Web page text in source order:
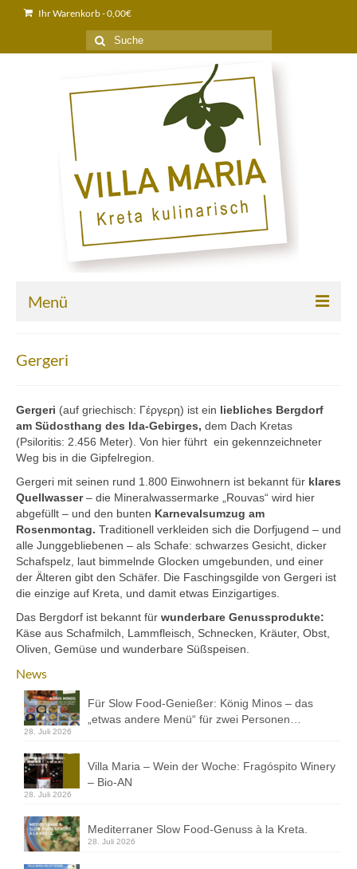
Ihr Warenkorb-0,00€
Suche
nach:
Menü
Partnerfirmen
Kreta
Zakros
Gergeri
Houdetsi
Portfolio
Mittagstisch (DI bis FR, 12.00 bis 14.30 Uhr)
Brunch (DO, FR und SA, 11.00 bis 13.00 Uhr)
Mezedes & Salat
Getränke
News
Shop
Back- & Teigwaren
Gergeri
Gergeri (auf griechisch: Γέργερη) ist ein liebliches Bergdorf
am Südosthang des Ida-Gebirges, dem Dach Kretas
(Psiloritis: 2.456 Meter). Von hier führt ein gekennzeichneter
Weg bis in die Gipfelregion.
Gergeri mit seinen rund 1.800 Einwohnern ist bekannt für klares
Quellwasser– die Mineralwassermarke „Rouvas“ wird hier
abgefüllt – und den bunten Karnevalsumzug am
Rosenmontag. Traditionell verkleiden sich die Dorfjugend – und
alle Junggebliebenen – als Schafe: schwarzes Gesicht, dicker
Schafspelz, laut bimmelnde Glocken umgebunden, und einer
der Älteren gibt den Schäfer. Die Faschingsgilde von Gergeri ist
die einzige auf Kreta, und damit etwas Einzigartiges.
Das Bergdorf ist bekannt für wunderbare Genussprodukte:
Käse aus Schafmilch, Lammfleisch, Schnecken, Kräuter, Obst,
Oliven, Gemüse und wunderbare Süßspeisen.
News
Für Slow Food-Genießer: König Minos – das
„etwas andere Menü“ für zwei Personen…
28. Juli 2026
Villa Maria – Wein der Woche: Fragóspito Winery
– Bio-AN
28. Juli 2026
Mediterraner Slow Food-Genuss à la Kreta.
28. Juli 2026